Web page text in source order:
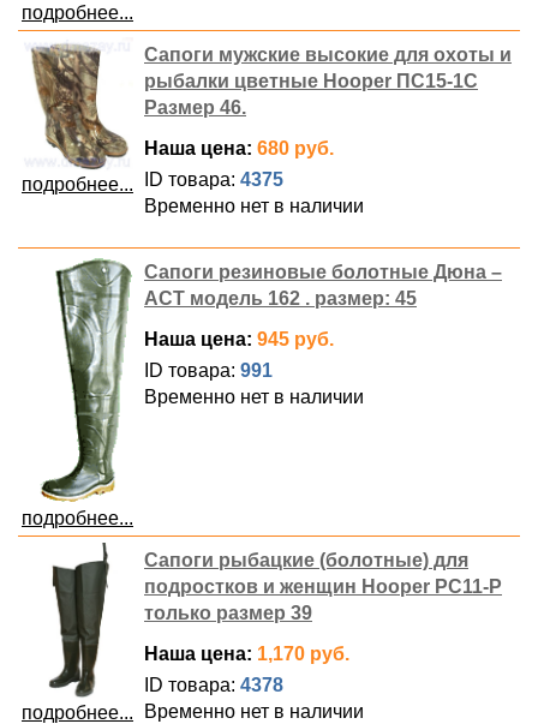
подробнее...
подробнее...
Сапоги мужские высокие для охоты и
рыбалки цветные Hooper ПС15-1С
Размер 46.
Наша цена: 680 руб.
ID товара: 4375
Временно нет в наличии
подробнее...
Сапоги резиновые болотные Дюна –
АСТ модель 162 . размер: 45
Наша цена: 945 руб.
ID товара: 991
Временно нет в наличии
подробнее...
Сапоги рыбацкие (болотные) для
подростков и женщин Hooper РС11-Р
только размер 39
Наша цена: 1,170 руб.
ID товара: 4378
Временно нет в наличии